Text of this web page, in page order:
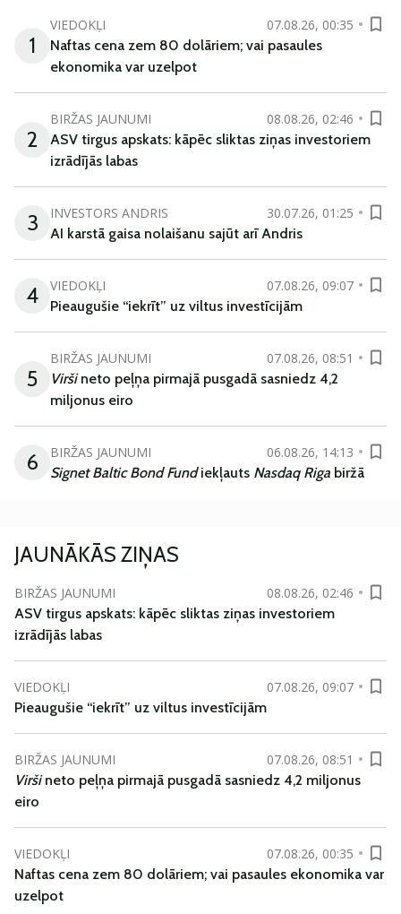
1
VIEDOKĻI
07.08.26, 00:35
Naftas cena zem 80 dolāriem; vai pasaules
ekonomika var uzelpot
2
BIRŽAS JAUNUMI
08.08.26, 02:46
ASV tirgus apskats: kāpēc sliktas ziņas investoriem
izrādījās labas
3 INVESTORS ANDRIS
30.07.26, 01:25
AI karstā gaisa nolaišanu sajūt arī Andris
4 VIEDOKĻI
07.08.26, 09:07
Pieaugušie “iekrīt” uz viltus investīcijām
5
BIRŽAS JAUNUMI
07.08.26, 08:51
Viršineto peļņa pirmajā pusgadā sasniedz 4,2
miljonus eiro
6 BIRŽAS JAUNUMI
06.08.26, 14:13
Signet Baltic Bond Fundiekļauts Nasdaq Riga biržā
JAUNĀKĀS ZIŅAS
BIRŽAS JAUNUMI
08.08.26, 02:46
ASV tirgus apskats: kāpēc sliktas ziņas investoriem
izrādījās labas
VIEDOKĻI
07.08.26, 09:07
Pieaugušie “iekrīt” uz viltus investīcijām
BIRŽAS JAUNUMI
07.08.26, 08:51
Viršineto peļņa pirmajā pusgadā sasniedz 4,2 miljonus
eiro
VIEDOKĻI
07.08.26, 00:35
Naftas cena zem 80 dolāriem; vai pasaules ekonomika var
uzelpot